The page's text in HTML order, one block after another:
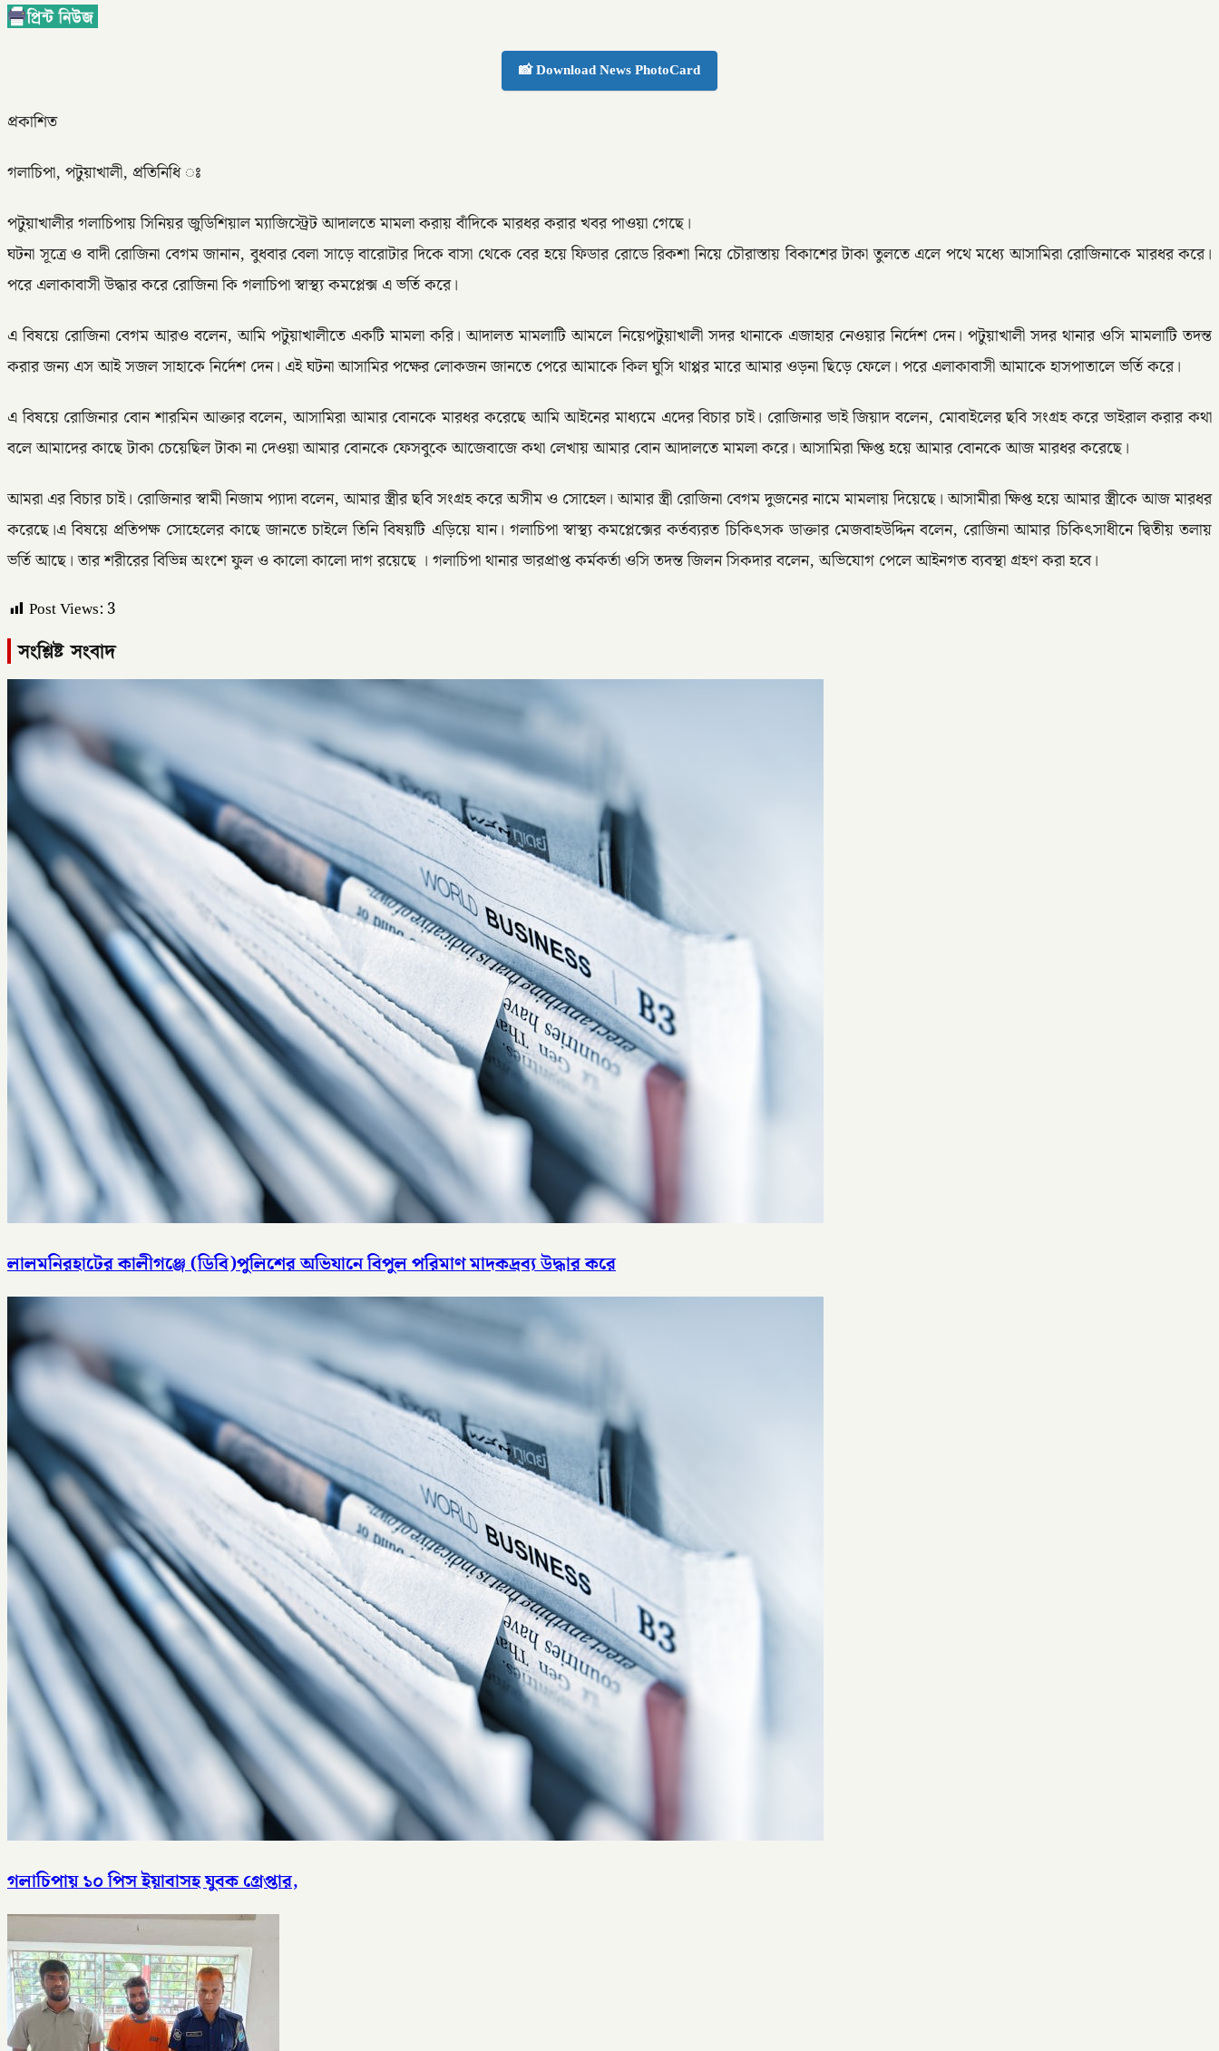
📸 Download News PhotoCard
প্রকাশিত
গলাচিপা, পটুয়াখালী, প্রতিনিধি ঃ
পটুয়াখালীর গলাচিপায় সিনিয়র জুডিশিয়াল ম্যাজিস্ট্রেট আদালতে মামলা করায় বাঁদিকে মারধর করার খবর পাওয়া গেছে।
ঘটনা সূত্রে ও বাদী রোজিনা বেগম জানান, বুধবার বেলা সাড়ে বারোটার দিকে বাসা থেকে বের হয়ে ফিডার রোডে রিকশা নিয়ে চৌরাস্তায় বিকাশের টাকা তুলতে এলে পথে মধ্যে আসামিরা রোজিনাকে মারধর করে।
পরে এলাকাবাসী উদ্ধার করে রোজিনা কি গলাচিপা স্বাস্থ্য কমপ্লেক্স এ ভর্তি করে।
এ বিষয়ে রোজিনা বেগম আরও বলেন, আমি পটুয়াখালীতে একটি মামলা করি। আদালত মামলাটি আমলে নিয়েপটুয়াখালী সদর থানাকে এজাহার নেওয়ার নির্দেশ দেন। পটুয়াখালী সদর থানার ওসি মামলাটি তদন্ত
করার জন্য এস আই সজল সাহাকে নির্দেশ দেন। এই ঘটনা আসামির পক্ষের লোকজন জানতে পেরে আমাকে কিল ঘুসি থাপ্পর মারে আমার ওড়না ছিড়ে ফেলে। পরে এলাকাবাসী আমাকে হাসপাতালে ভর্তি করে।
এ বিষয়ে রোজিনার বোন শারমিন আক্তার বলেন, আসামিরা আমার বোনকে মারধর করেছে আমি আইনের মাধ্যমে এদের বিচার চাই। রোজিনার ভাই জিয়াদ বলেন, মোবাইলের ছবি সংগ্রহ করে ভাইরাল করার কথা
বলে আমাদের কাছে টাকা চেয়েছিল টাকা না দেওয়া আমার বোনকে ফেসবুকে আজেবাজে কথা লেখায় আমার বোন আদালতে মামলা করে। আসামিরা ক্ষিপ্ত হয়ে আমার বোনকে আজ মারধর করেছে।
আমরা এর বিচার চাই। রোজিনার স্বামী নিজাম প্যাদা বলেন, আমার স্ত্রীর ছবি সংগ্রহ করে অসীম ও সোহেল। আমার স্ত্রী রোজিনা বেগম দুজনের নামে মামলায় দিয়েছে। আসামীরা ক্ষিপ্ত হয়ে আমার স্ত্রীকে আজ মারধর
করেছে।এ বিষয়ে প্রতিপক্ষ সোহেলের কাছে জানতে চাইলে তিনি বিষয়টি এড়িয়ে যান। গলাচিপা স্বাস্থ্য কমপ্লেক্সের কর্তব্যরত চিকিৎসক ডাক্তার মেজবাহউদ্দিন বলেন, রোজিনা আমার চিকিৎসাধীনে দ্বিতীয় তলায়
ভর্তি আছে। তার শরীরের বিভিন্ন অংশে ফুল ও কালো কালো দাগ রয়েছে । গলাচিপা থানার ভারপ্রাপ্ত কর্মকর্তা ওসি তদন্ত জিলন সিকদার বলেন, অভিযোগ পেলে আইনগত ব্যবস্থা গ্রহণ করা হবে।
Post Views: 3
সংশ্লিষ্ট সংবাদ
লালমনিরহাটের কালীগঞ্জে (ডিবি)পুলিশের অভিযানে বিপুল পরিমাণ মাদকদ্রব্য উদ্ধার করে
গলাচিপায় ১০ পিস ইয়াবাসহ যুবক গ্রেপ্তার,